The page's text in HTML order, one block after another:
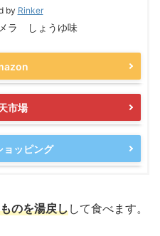
by Rinker
ラ しょうゆ味
市場
ッピング
のを湯戻しして食べます。